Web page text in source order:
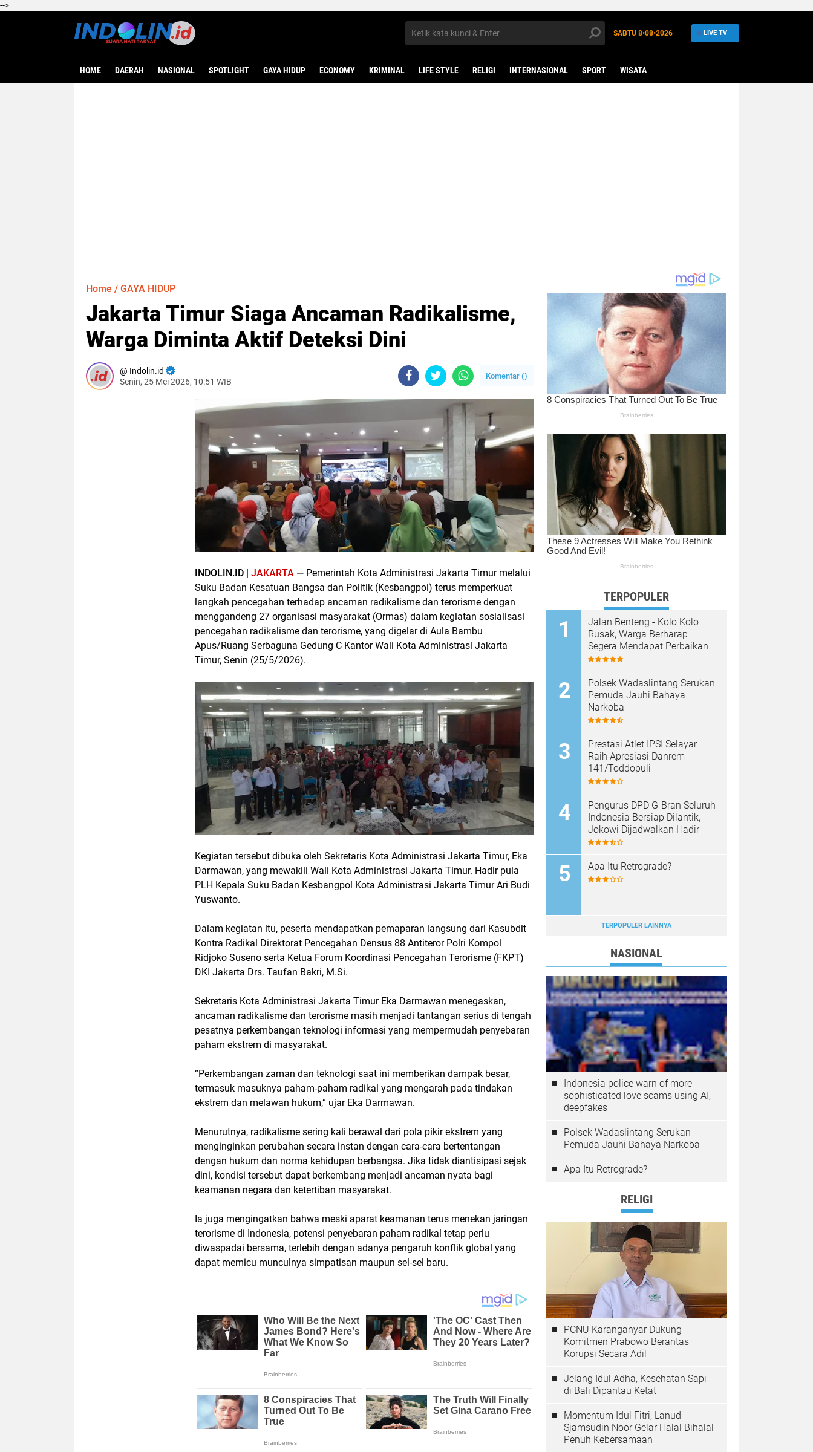
-->
SABTU 8•08•2026 LIVE TV
HOME DAERAH NASIONAL SPOTLIGHT GAYA HIDUP ECONOMY KRIMINAL LIFE STYLE RELIGI INTERNASIONAL SPORT WISATA
Home / GAYA HIDUP
Jakarta Timur Siaga Ancaman Radikalisme,
Warga Diminta Aktif Deteksi Dini
Indolin.id
Senin, 25 Mei 2026, 10:51 WIB
Komentar ()
INDOLIN.ID | JAKARTA — Pemerintah Kota Administrasi Jakarta Timur melalui
Suku Badan Kesatuan Bangsa dan Politik (Kesbangpol) terus memperkuat
langkah pencegahan terhadap ancaman radikalisme dan terorisme dengan
menggandeng 27 organisasi masyarakat (Ormas) dalam kegiatan sosialisasi
pencegahan radikalisme dan terorisme, yang digelar di Aula Bambu
Apus/Ruang Serbaguna Gedung C Kantor Wali Kota Administrasi Jakarta
Timur, Senin (25/5/2026).
Kegiatan tersebut dibuka oleh Sekretaris Kota Administrasi Jakarta Timur, Eka
Darmawan, yang mewakili Wali Kota Administrasi Jakarta Timur. Hadir pula
PLH Kepala Suku Badan Kesbangpol Kota Administrasi Jakarta Timur Ari Budi
Yuswanto.
Dalam kegiatan itu, peserta mendapatkan pemaparan langsung dari Kasubdit
Kontra Radikal Direktorat Pencegahan Densus 88 Antiteror Polri Kompol
Ridjoko Suseno serta Ketua Forum Koordinasi Pencegahan Terorisme (FKPT)
DKI Jakarta Drs. Taufan Bakri, M.Si.
Sekretaris Kota Administrasi Jakarta Timur Eka Darmawan menegaskan,
ancaman radikalisme dan terorisme masih menjadi tantangan serius di tengah
pesatnya perkembangan teknologi informasi yang mempermudah penyebaran
paham ekstrem di masyarakat.
“Perkembangan zaman dan teknologi saat ini memberikan dampak besar,
termasuk masuknya paham-paham radikal yang mengarah pada tindakan
ekstrem dan melawan hukum,” ujar Eka Darmawan.
Menurutnya, radikalisme sering kali berawal dari pola pikir ekstrem yang
menginginkan perubahan secara instan dengan cara-cara bertentangan
dengan hukum dan norma kehidupan berbangsa. Jika tidak diantisipasi sejak
dini, kondisi tersebut dapat berkembang menjadi ancaman nyata bagi
keamanan negara dan ketertiban masyarakat.
Ia juga mengingatkan bahwa meski aparat keamanan terus menekan jaringan
terorisme di Indonesia, potensi penyebaran paham radikal tetap perlu
diwaspadai bersama, terlebih dengan adanya pengaruh konflik global yang
dapat memicu munculnya simpatisan maupun sel-sel baru.
TERPOPULER
Jalan Benteng - Kolo Kolo
Rusak, Warga Berharap
Segera Mendapat Perbaikan
Polsek Wadaslintang Serukan
Pemuda Jauhi Bahaya
Narkoba
Prestasi Atlet IPSI Selayar
Raih Apresiasi Danrem
141/Toddopuli
Pengurus DPD G-Bran Seluruh
Indonesia Bersiap Dilantik,
Jokowi Dijadwalkan Hadir
Apa Itu Retrograde?
TERPOPULER LAINNYA
NASIONAL
Indonesia police warn of more
sophisticated love scams using AI,
deepfakes
Polsek Wadaslintang Serukan
Pemuda Jauhi Bahaya Narkoba
Apa Itu Retrograde?
RELIGI
PCNU Karanganyar Dukung
Komitmen Prabowo Berantas
Korupsi Secara Adil
Jelang Idul Adha, Kesehatan Sapi
di Bali Dipantau Ketat
Momentum Idul Fitri, Lanud
Sjamsudin Noor Gelar Halal Bihalal
Penuh Kebersamaan